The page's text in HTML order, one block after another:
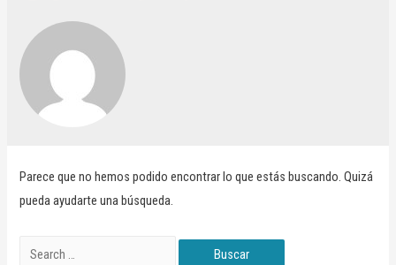
Parece que no hemos podido encontrar lo que estás buscando. Quizá
pueda ayudarte una búsqueda.